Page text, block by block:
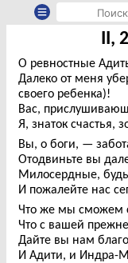
II,
О ревностные
Далеко от меня
своего ребенка)!
Вас,
Я, знаток счастья,
Вы, о боги, —
Отодвиньте вы
Милосердные,
И пожалейте нас
Что же мы сможем
Что с вашей
Дайте вы нам
И Адити, и Индра-